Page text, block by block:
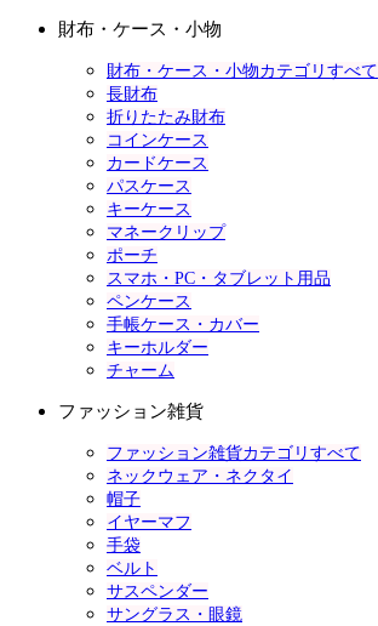
財布・ケース・小物
財布・ケース・小物カテゴリすべて
長財布
折りたたみ財布
コインケース
カードケース
パスケース
キーケース
マネークリップ
ポーチ
スマホ・PC・タブレット用品
ペンケース
手帳ケース・カバー
キーホルダー
チャーム
ファッション雑貨
ファッション雑貨カテゴリすべて
ネックウェア・ネクタイ
帽子
イヤーマフ
手袋
ベルト
サスペンダー
サングラス・眼鏡